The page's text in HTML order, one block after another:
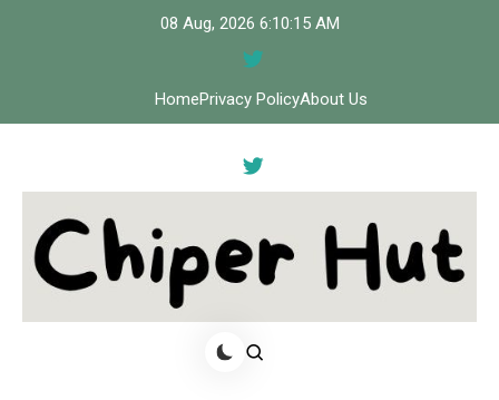
08 Aug, 2026 6:10:15 AM
HomePrivacy PolicyAbout Us
Cipher Hut